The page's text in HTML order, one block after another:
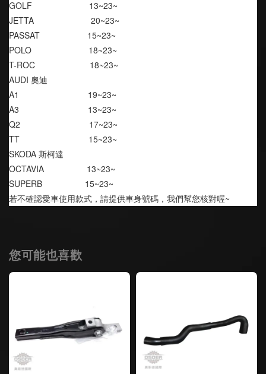
GOLF                        13~23~
JETTA                        20~23~
PASSAT                    15~23~
POLO                        18~23~
T-ROC                       18~23~
AUDI 奧迪
A1                             19~23~
A3                             13~23~
Q2                             17~23~
TT                             15~23~
SKODA 斯柯達
OCTAVIA                  13~23~
SUPERB                  15~23~
若不確認愛車使用款式，請提供車身號碼，我們幫您核對喔~
您可能也喜歡